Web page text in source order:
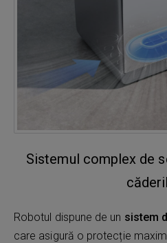
Sistemul complex de
Robotul dispune de un sistem
care asigură o protecție